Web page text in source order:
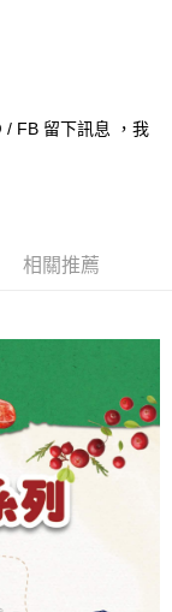
式。 讓您購物簡單
。
要取消訂單，請聯絡
，需透過AFTEE先享
示為準，若有關於
「AFTEE先享後付
home
後付」服務完成之交
關給付款項請求債
FB 留下訊息 ，我
相關推薦